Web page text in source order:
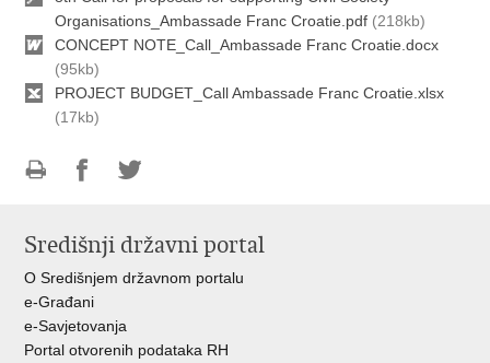
Organisations_Ambassade Franc Croatie.pdf (218kb)
CONCEPT NOTE_Call_Ambassade Franc Croatie.docx
(95kb)
PROJECT BUDGET_Call Ambassade Franc Croatie.xlsx
(17kb)
FacebookuTwitteru
Središnji državni portal
O Središnjem državnom portalu
e-Građani
e-Savjetovanja
Portal otvorenih podataka RH